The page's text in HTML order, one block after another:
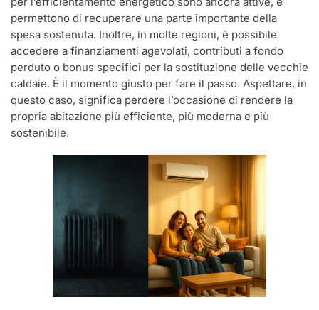
permettono di recuperare una parte importante della
spesa sostenuta. Inoltre, in molte regioni, è possibile
accedere a finanziamenti agevolati, contributi a fondo
perduto o bonus specifici per la sostituzione delle vecchie
caldaie. È il momento giusto per fare il passo. Aspettare, in
questo caso, significa perdere l’occasione di rendere la
propria abitazione più efficiente, più moderna e più
sostenibile.